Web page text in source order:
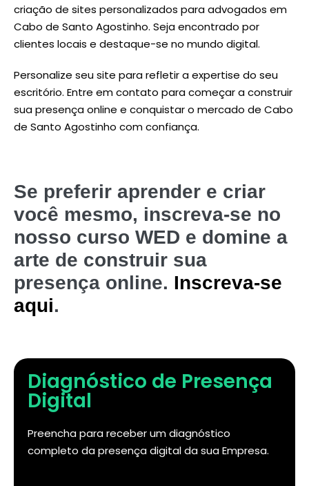
criação de sites personalizados para advogados em
Cabo de Santo Agostinho. Seja encontrado por
clientes locais e destaque-se no mundo digital.
Personalize seu site para refletir a expertise do seu
escritório. Entre em contato para começar a construir
sua presença online e conquistar o mercado de Cabo
de Santo Agostinho com confiança.
Se preferir aprender e criar
você mesmo, inscreva-se no
nosso curso WED e domine a
arte de construir sua
presença online. Inscreva-se
aqui.
Diagnóstico de Presença
Digital
Preencha para receber um diagnóstico
completo da presença digital da sua Empresa.